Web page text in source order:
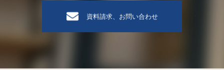
資料請求、お問い合わせ